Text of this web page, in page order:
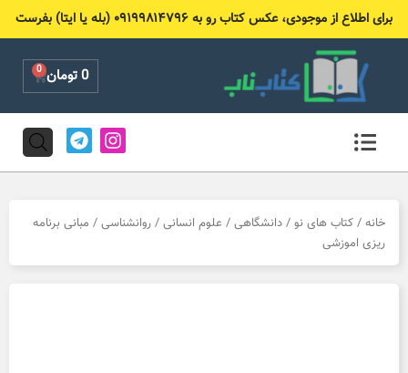
برای اطلاع از موجودی، عکس کتاب رو به ۰۹۱۹۹۸۱۴۷۹۶ (بله یا ایتا) بفرست
0تومان 0
Cart
I
n
s
g
a
T
e
l
r
m
خانه / کتاب های نو / دانشگاهی / علوم انسانی / روانشناسی / مبانی برنامه
ریزی اموزشی